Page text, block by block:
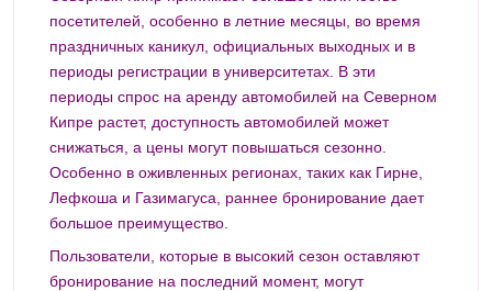
посетителей, особенно в летние месяцы, во время
праздничных каникул, официальных выходных и в
периоды регистрации в университетах. В эти
периоды спрос на аренду автомобилей на Северном
Кипре растет, доступность автомобилей может
снижаться, а цены могут повышаться сезонно.
Особенно в оживленных регионах, таких как Гирне,
Лефкоша и Газимагуса, раннее бронирование дает
большое преимущество.
Пользователи, которые в высокий сезон оставляют
бронирование на последний момент, могут